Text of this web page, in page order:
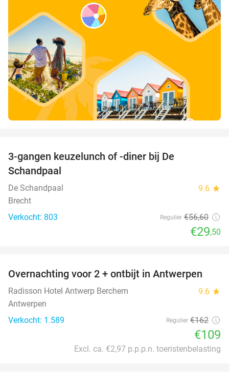
3-gangen keuzelunch of -diner bij De
Schandpaal
De Schandpaal 9.6 star
Brecht
Verkocht: 803
Regulier €56,60
€29,50
33%
Overnachting voor 2 + ontbijt in Antwerpen
Radisson Hotel Antwerp Berchem 9.6 star
Antwerpen
Verkocht: 1.589
Regulier €162
€109
Excl. ca. €2,97 p.p.p.n. toeristenbelasting